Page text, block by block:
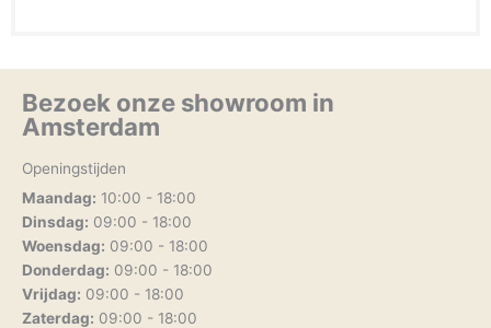
Bezoek onze showroom in
Amsterdam
Openingstijden
Maandag: 10:00 - 18:00
Dinsdag: 09:00 - 18:00
Woensdag: 09:00 - 18:00
Donderdag: 09:00 - 18:00
Vrijdag: 09:00 - 18:00
Zaterdag: 09:00 - 18:00